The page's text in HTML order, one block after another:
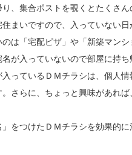
、集合ポストを覗くとたくさ
まいですので、入っていない
のは「宅配ピザ」や「新築マン
名が入っていないので部屋に持
入っているＤＭチラシは、個人
さらに、ちょっと興味があれ
」をつけたＤＭチラシを効果的